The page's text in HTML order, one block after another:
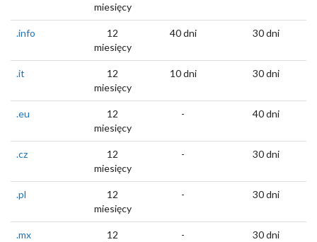
miesięcy
.info
12
miesięcy
40 dni 30 dni
.it
12
miesięcy
10 dni 30 dni
.eu
12
miesięcy
- 40 dni
.cz
12
miesięcy
- 30 dni
.pl
12
miesięcy
- 30 dni
.mx
12
- 30 dni